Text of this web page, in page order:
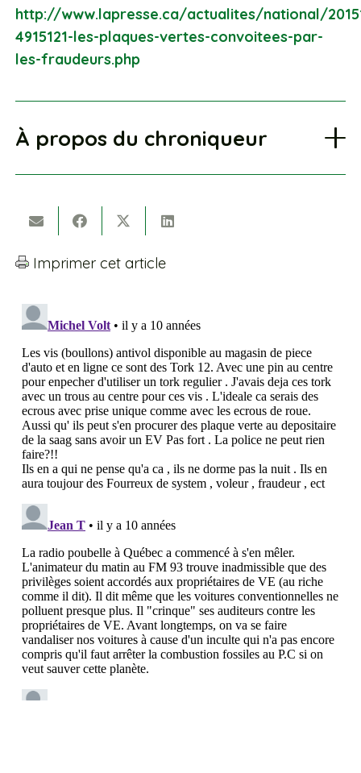
http://www.lapresse.ca/actualites/national/
4915121-les-plaques-vertes-convoitees-par-
les-fraudeurs.php
À propos du chroniqueur
Imprimer cet article